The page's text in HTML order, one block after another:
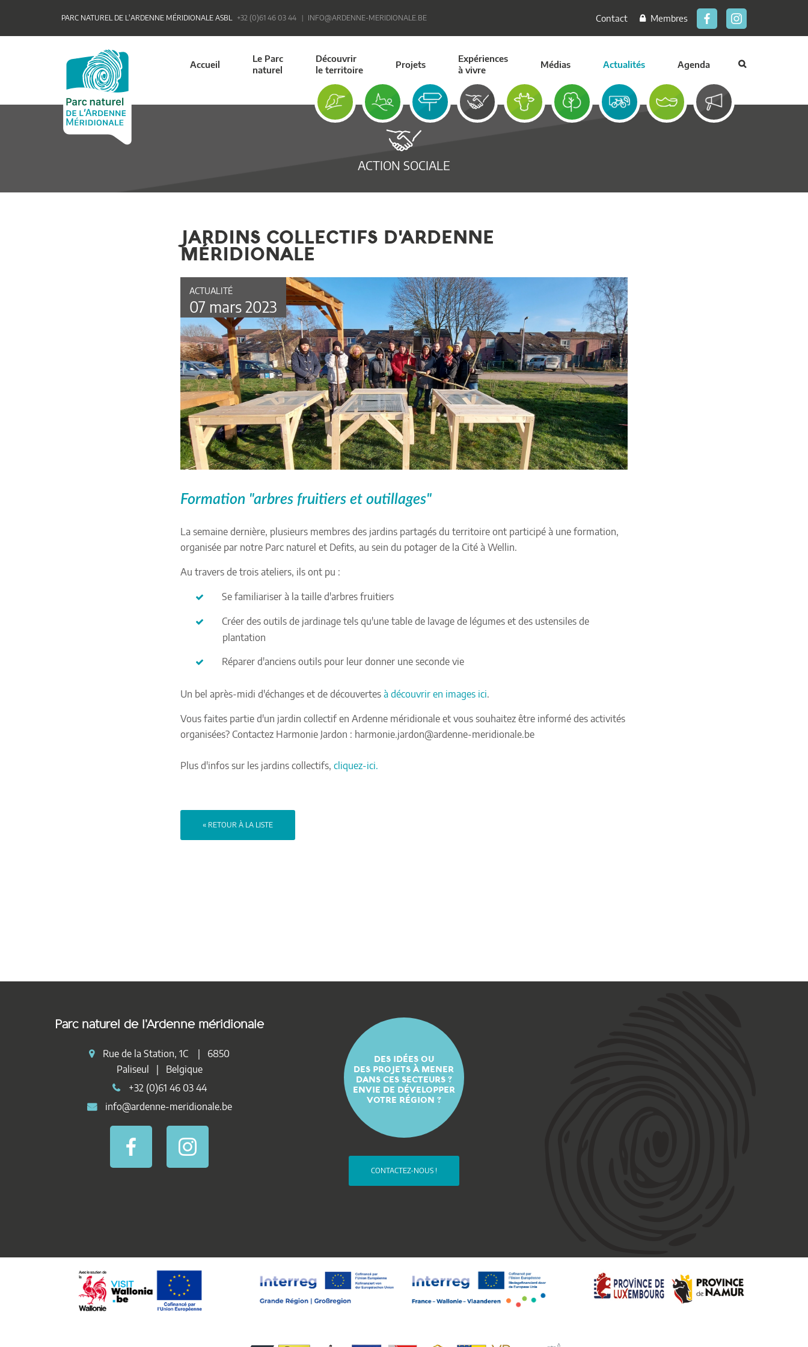
PARC NATUREL DE L'ARDENNE MÉRIDIONALE ASBL +32 (0)61 46 03 44 INFO@ARDENNE-MERIDIONALE.BE Contact Membres
Accueil
Le Parc
naturel
Découvrir
le territoire
Projets
Expériences
à vivre
Médias Actualités Agenda
ACTION SOCIALE
JARDINS COLLECTIFS D'ARDENNE
MÉRIDIONALE
ACTUALITÉ
07 mars 2023
Formation "arbres fruitiers et outillages"
La semaine dernière, plusieurs membres des jardins partagés du territoire ont participé à une formation,
organisée par notre Parc naturel et Defits, au sein du potager de la Cité àWellin.
Au travers de trois ateliers, ils ont pu :
Se familiariser à la taille d'arbres fruitiers
Créer des outils de jardinage tels qu'une table de lavage de légumes et des ustensiles de
plantation
Réparer d'anciens outils pour leur donner une seconde vie
Un bel après-midi d'échanges et de découvertesà découvrir en images ici.
Vous faites partie d'un jardin collectif en Ardenne méridionale et vous souhaitez être informé des activités
organisées? Contactez Harmonie Jardon : harmonie.jardon@ardenne-meridionale.be
Plus d'infos sur les jardins collectifs,cliquez-ici.
« RETOUR À LA LISTE
Parc naturel de l'Ardenne méridionale
Rue de la Station, 1C | 6850
Paliseul | Belgique
+32 (0)61 46 03 44
info@ardenne-meridionale.be
DES IDÉES OU
DES PROJETS À MENER
DANS CES SECTEURS ?
ENVIE DE DÉVELOPPER
VOTRE RÉGION ?
CONTACTEZ-NOUS !